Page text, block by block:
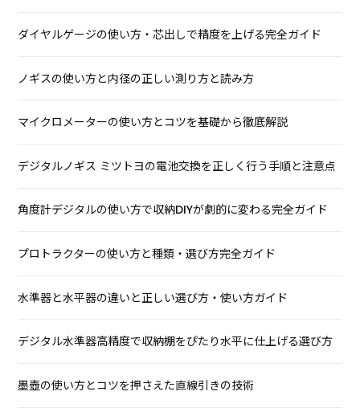
ダイヤルゲージの使い方・芯出しで精度を上げる完全ガイド
ノギスの使い方と内径の正しい測り方と読み方
マイクロメーターの使い方とコツを基礎から徹底解説
デジタルノギス ミツトヨの電池交換を正しく行う手順と注意点
角度計デジタルの使い方で収納DIYが劇的に変わる完全ガイド
プロトラクターの使い方と種類・選び方完全ガイド
水準器と水平器の違いと正しい選び方・使い方ガイド
デジタル水準器高精度で収納棚をぴたり水平に仕上げる選び方
墨壺の使い方とコツを押さえた直線引きの技術